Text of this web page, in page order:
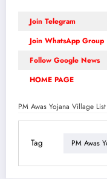
Join Telegram
Join WhatsApp Group
Follow Google News
HOME PAGE
PM Awas Yojana Village
Tag PM Awas